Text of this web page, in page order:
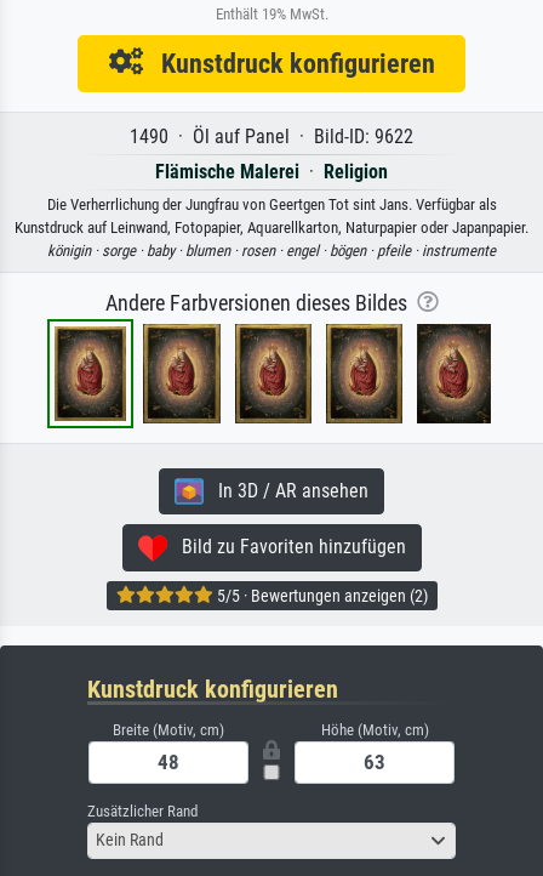
Enthält 19% MwSt.
Kunstdruck konfigurieren
1490 · Öl auf Panel · Bild-ID: 9622
Flämische Malerei · Religion
Die Verherrlichung der Jungfrau von Geertgen Tot sint Jans. Verfügbar als
Kunstdruck auf Leinwand, Fotopapier, Aquarellkarton, Naturpapier oder Japanpapier.
königin · sorge · baby · blumen · rosen · engel · bögen · pfeile · instrumente
Andere Farbversionen dieses Bildes
In 3D / AR ansehen
Bild zu Favoriten hinzufügen
5/5 · Bewertungen anzeigen (2)
Kunstdruck konfigurieren
Breite (Motiv, cm) Höhe (Motiv, cm)
Zusätzlicher Rand
Kein Rand